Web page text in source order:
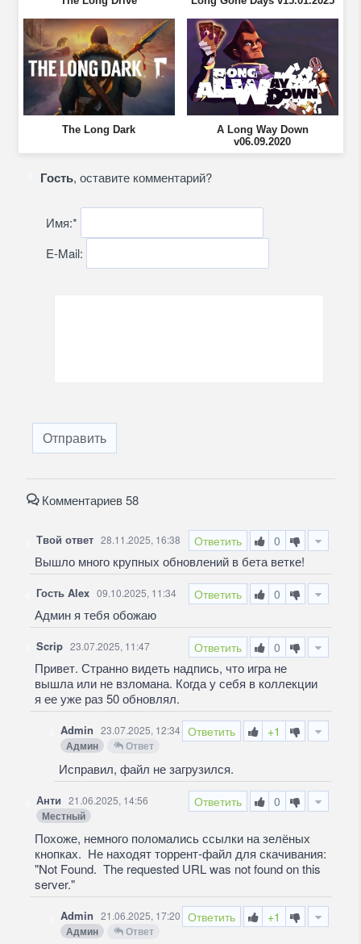
The Long Dark
A Long Way Down
v06.09.2020
Гость, оставите комментарий?
Имя:*
E-Mail:
Отправить
Комментариев 58
Ответить 0
Твой ответ 28.11.2025, 16:38
Вышло много крупных обновлений в бета ветке!
Ответить 0
Гость Alex 09.10.2025, 11:34
Админ я тебя обожаю
Ответить 0
Scrip 23.07.2025, 11:47
Привет. Странно видеть надпись, что игра не
вышла или не взломана. Когда у себя в коллекции
я ее уже раз 50 обновлял.
Ответить +1
Admin 23.07.2025, 12:34
Админ Ответ
Исправил, файл не загрузился.
Ответить 0
Анти 21.06.2025, 14:56
Местный
Похоже, немного поломались ссылки на зелёных
кнопках. Не находят торрент-файл для скачивания:
"Not Found. The requested URL was not found on this
server."
Ответить +1
Admin 21.06.2025, 17:20
Админ Ответ